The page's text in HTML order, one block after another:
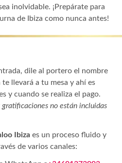
inolvidable. ¡Prepárate para
de Ibiza como nunca antes!
dile al portero el nombre
llevará a tu mesa y ahí es
y cuando se realiza el pago.
gratificaciones no están incluidas
Ibiza es un proceso fluido y
de varios canales: